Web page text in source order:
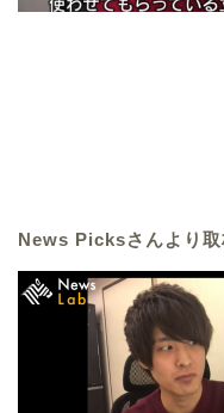
News Picksさんより取